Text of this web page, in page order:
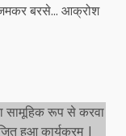
जमकर बरसे... आक्रोश